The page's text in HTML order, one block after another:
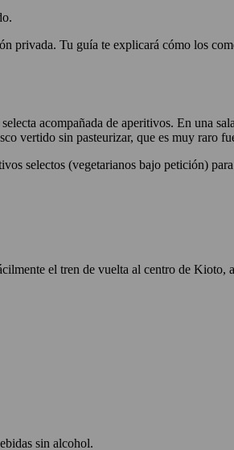
privada. Tu guía te explicará cómo los
acompañada de aperitivos. En una
vertido sin pasteurizar, que es muy raro
selectos (vegetarianos bajo petición)
el tren de vuelta al centro de
sin alcohol.